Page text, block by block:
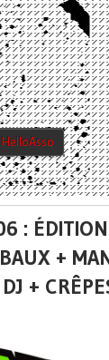
:
+
+